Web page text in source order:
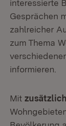
interessierte
Gesprächen
zahlreicher
zum Thema
informieren.
Mit